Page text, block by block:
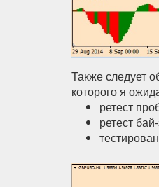
Также следует
которого я
ретест
ретест